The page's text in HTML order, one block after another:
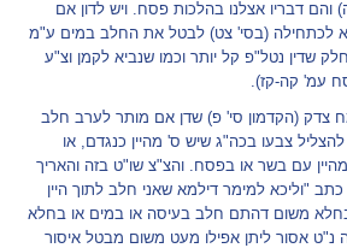
והם דבריו אצלנו בהלכות פסח. ויש לדון אם
לכתחילה (בסי' צט) לבטל את החלב במים ע"מ
שדין נטל"פ קל יותר וכמו שנביא לקמן וצ"ע
עמ' קה-קז).
צדק (הקדמון סי' פ) שדן אם מותר לערב חלב
צבעו בכה"ג שיש ס' מהיין כנגדם, או
עם בשר או בפסח. והצ"צ שו"ט בזה והאריך
כתב "וליכא למימר דילמא שאני חלב לתוך היין
משום דהתם חלב בעיסה או במים או בחלא
נ"ט אסור ליתן אפילו מעט משום מבטל איסור